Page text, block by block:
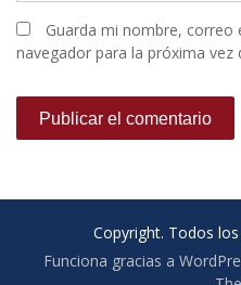
Guarda mi nombre, correo
navegador para la próxima vez
Copyright. Todos
Funciona gracias a